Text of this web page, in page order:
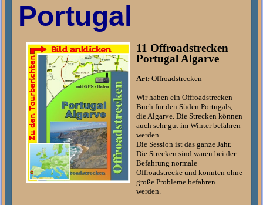
Portugal
11 Offroadstrecken
Portugal Algarve
Art: Offroadstrecken
Wir haben ein Offroadstrecken
Buch für den Süden Portugals,
die Algarve. Die Strecken können
auch sehr gut im Winter befahren
werden.
Die Session ist das ganze Jahr.
Die Strecken sind waren bei der
Befahrung normale
Offroadstrecke und konnten ohne
große Probleme befahren
werden.